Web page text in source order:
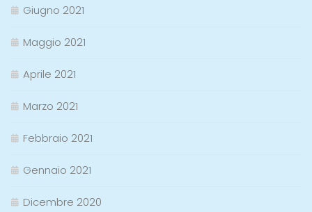
Giugno 2021
Maggio 2021
Aprile 2021
Marzo 2021
Febbraio 2021
Gennaio 2021
Dicembre 2020